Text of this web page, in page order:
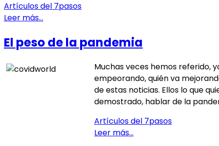
Artículos del 7pasos
Leer más…
El peso de la pandemia
Muchas veces hemos referido,
empeorando, quién va
de estas noticias. Ellos lo que
demostrado, hablar de la
Artículos del 7pasos
Leer más…